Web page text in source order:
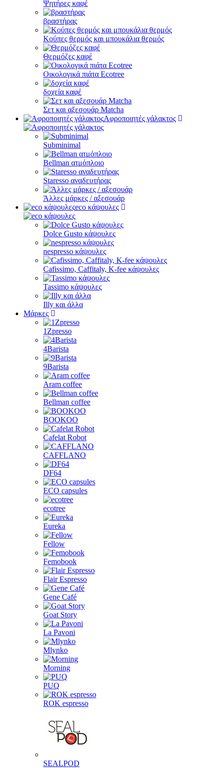
Ψητήρες καφέ
βραστήρας
Κούπες θερμός και μπουκάλια θερμός
Θερμόζες καφέ
Οικολογικά πιάτα Ecotree
δοχεία καφέ
Σετ και αξεσουάρ Matcha
Αφροποιητές γάλακτος
Subminimal
Bellman ατμόπλοιο
Staresso αναδευτήρας
Άλλες μάρκες / αξεσουάρ
eco κάψουλες
Dolce Gusto κάψουλες
nespresso κάψουλες
Cafissimo, Caffitaly, K-fee κάψουλες
Tassimo κάψουλες
Illy και άλλα
Μάρκες
1Zpresso
4Barista
9Barista
Aram coffee
Bellman coffee
BOOKOO
Cafelat Robot
CAFFLANO
DF64
ECO capsules
ecotree
Eureka
Fellow
Femobook
Flair Espresso
Gene Café
Goat Story
La Pavoni
Mlynko
Morning
PUQ
ROK espresso
SEALPOD